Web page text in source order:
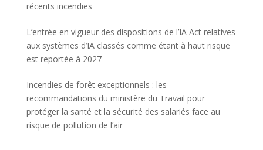
récents incendies
L’entrée en vigueur des dispositions de l’IA Act relatives
aux systèmes d’IA classés comme étant à haut risque
est reportée à 2027
Incendies de forêt exceptionnels : les
recommandations du ministère du Travail pour
protéger la santé et la sécurité des salariés face au
risque de pollution de l’air